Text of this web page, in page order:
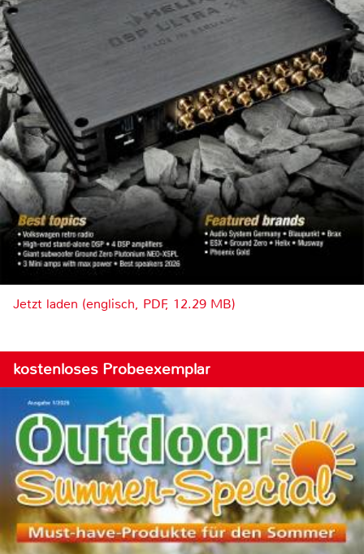
Jetzt laden (englisch, PDF, 12.29 MB)
kostenloses Probeexemplar